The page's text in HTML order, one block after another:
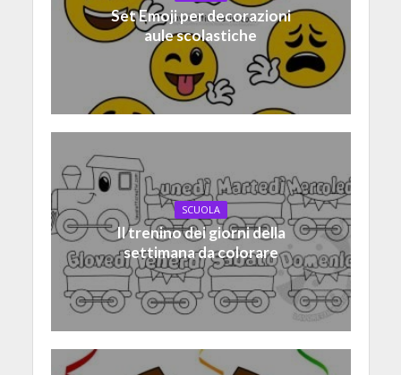
Set Emoji per decorazioni
aule scolastiche
SCUOLA
Il trenino dei giorni della
settimana da colorare